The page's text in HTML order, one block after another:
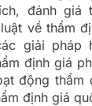
đánh giá
về thẩm
giải pháp
định giá
động thẩm
định giá